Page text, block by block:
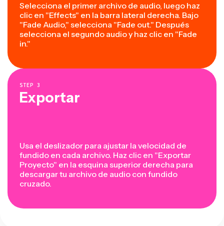
Selecciona el primer archivo de audio, luego haz
clic en "Effects" en la barra lateral derecha. Bajo
"Fade Audio," selecciona "Fade out." Después
selecciona el segundo audio y haz clic en "Fade
in."
STEP 3
Exportar
Usa el deslizador para ajustar la velocidad de
fundido en cada archivo. Haz clic en "Exportar
Proyecto" en la esquina superior derecha para
descargar tu archivo de audio con fundido
cruzado.